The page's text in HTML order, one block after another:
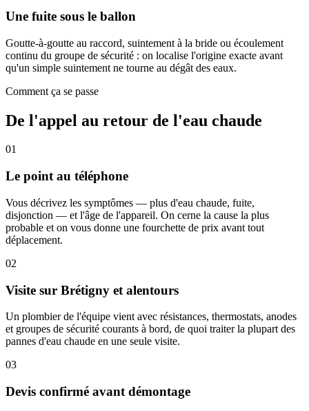
Une fuite sous le ballon
Goutte-à-goutte au raccord, suintement à la bride ou écoulement
continu du groupe de sécurité : on localise l'origine exacte avant
qu'un simple suintement ne tourne au dégât des eaux.
Comment ça se passe
De l'appel au retour de l'eau chaude
01
Le point au téléphone
Vous décrivez les symptômes — plus d'eau chaude, fuite,
disjonction — et l'âge de l'appareil. On cerne la cause la plus
probable et on vous donne une fourchette de prix avant tout
déplacement.
02
Visite sur Brétigny et alentours
Un plombier de l'équipe vient avec résistances, thermostats, anodes
et groupes de sécurité courants à bord, de quoi traiter la plupart des
pannes d'eau chaude en une seule visite.
03
Devis confirmé avant démontage